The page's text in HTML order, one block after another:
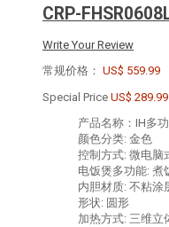
CRP-
Write Your Review
常规价格： US$ 559.99
Special Price US$ 289.99
产品名称：IH多
颜色分类: 金色
控制方式: 微电脑
电饭煲多功能: 煮
内胆材质: 不粘涂
形状: 圆形
加热方式: 三维立